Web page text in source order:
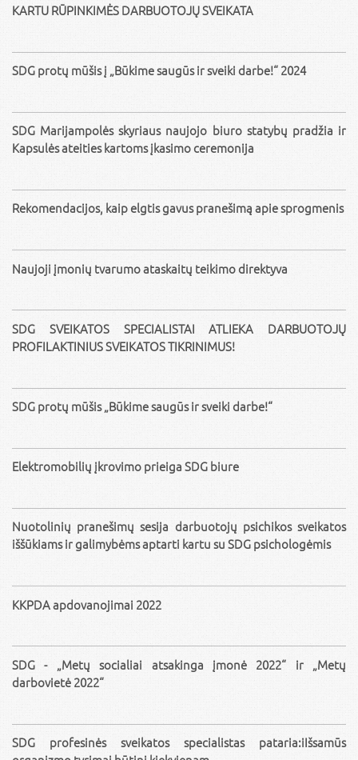
KARTU RŪPINKIMĖS DARBUOTOJŲ SVEIKATA
SDG protų mūšis į „Būkime saugūs ir sveiki darbe!“ 2024
SDG Marijampolės skyriaus naujojo biuro statybų pradžia ir
Kapsulės ateities kartoms įkasimo ceremonija
Rekomendacijos, kaip elgtis gavus pranešimą apie sprogmenis
Naujoji įmonių tvarumo ataskaitų teikimo direktyva
SDG SVEIKATOS SPECIALISTAI ATLIEKA DARBUOTOJŲ
PROFILAKTINIUS SVEIKATOS TIKRINIMUS!
SDG protų mūšis „Būkime saugūs ir sveiki darbe!“
Elektromobilių įkrovimo prieiga SDG biure
Nuotolinių pranešimų sesija darbuotojų psichikos sveikatos
iššūkiams ir galimybėms aptarti kartu su SDG psichologėmis
KKPDA apdovanojimai 2022
SDG - „Metų socialiai atsakinga įmonė 2022“ ir „Metų
darbovietė 2022“
SDG profesinės sveikatos specialistas pataria:iIšsamūs